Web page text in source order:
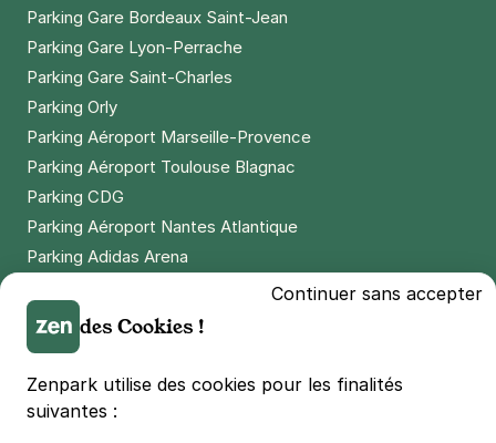
Parking Gare Bordeaux Saint-Jean
Parking Gare Lyon-Perrache
Parking Gare Saint-Charles
Parking Orly
Parking Aéroport Marseille-Provence
Parking Aéroport Toulouse Blagnac
Parking CDG
Parking Aéroport Nantes Atlantique
Parking Adidas Arena
Parking LDLC Arena
Parking Stade Pierre Mauroy
Parking Groupama Stadium
Parking Vélodrome
Continuer sans accepter
des Cookies !
Zenpark utilise des cookies pour les finalités
suivantes :